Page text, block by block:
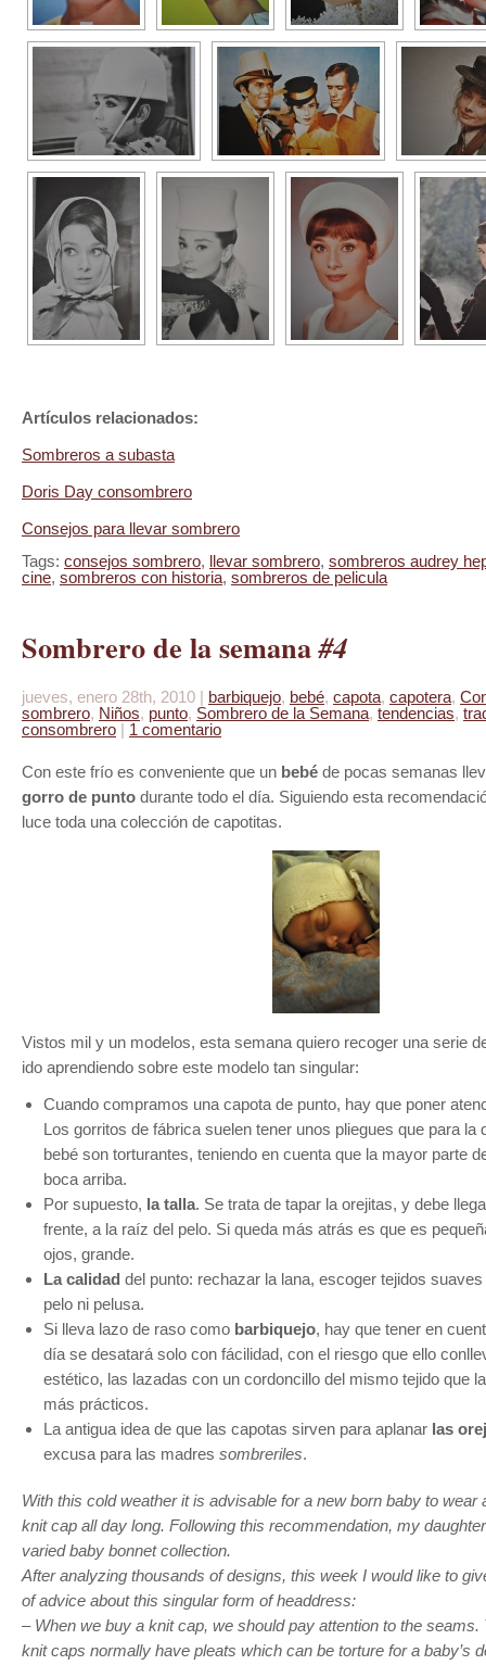
Artículos relacionados:
Sombreros a subasta
Doris Day consombrero
Consejos para llevar sombrero
Tags: consejos sombrero, llevar sombrero, sombreros audrey
cine, sombreros con historia, sombreros de pelicula
Sombrero de la semana#4
jueves, enero 28th, 2010 | barbiquejo, bebé, capota, capotera,
sombrero, Niños, punto, Sombrero de la Semana, tendencias,
consombrero | 1 comentario
Con este frío es conveniente que un bebé de pocas semanas
gorro de punto durante todo el día. Siguiendo esta
luce toda una colección de capotitas.
Vistos mil y un modelos, esta semana quiero recoger una serie
ido aprendiendo sobre este modelo tan singular:
Cuando compramos una capota de punto, hay que poner
Los gorritos de fábrica suelen tener unos pliegues que para la
bebé son torturantes, teniendo en cuenta que la mayor parte
boca arriba.
Por supuesto, la talla. Se trata de tapar la orejitas, y debe
frente, a la raíz del pelo. Si queda más atrás es que es
ojos, grande.
La calidad del punto: rechazar la lana, escoger tejidos
pelo ni pelusa.
Si lleva lazo de raso como barbiquejo, hay que tener en
día se desatará solo con fácilidad, con el riesgo que ello
estético, las lazadas con un cordoncillo del mismo tejido que
más prácticos.
La antigua idea de que las capotas sirven para aplanar las
excusa para las madres sombreriles.
With this cold weather it is advisable for a new born baby to wear
knit cap all day long. Following this recommendation, my
varied baby bonnet collection.
After analyzing thousands of designs, this week I would like to
of advice about this singular form of headdress:
– When we buy a knit cap, we should pay attention to the seams.
knit caps normally have pleats which can be torture for a baby’s